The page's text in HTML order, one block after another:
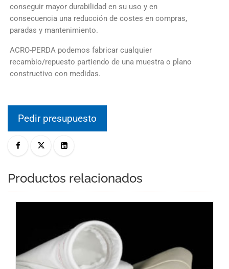
conseguir mayor durabilidad en su uso y en
consecuencia una reducción de costes en compras,
paradas y mantenimiento.
ACRO-PERDA podemos fabricar cualquier
recambio/repuesto partiendo de una muestra o plano
constructivo con medidas.
Pedir presupuesto
Productos relacionados